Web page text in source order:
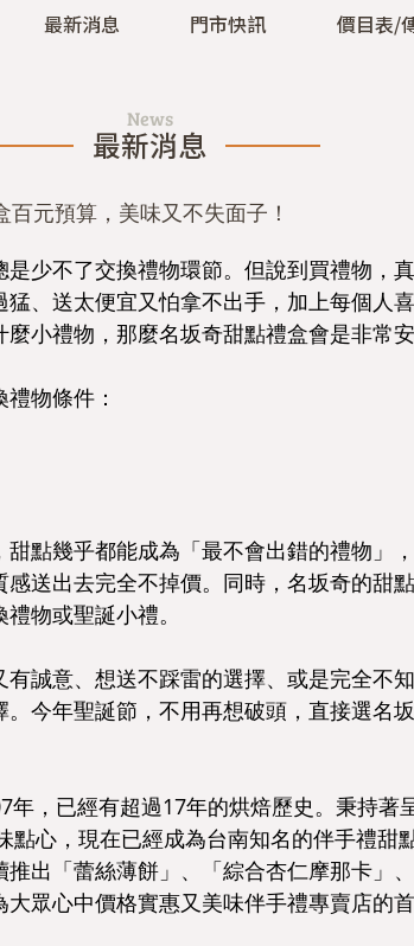
最新消息 門市快訊 價目表/
News
最新消息
元預算，美味又不失面子！
少不了交換禮物環節。但說到買禮物，
、送太便宜又怕拿不出手，加上每個人
小禮物，那麼名坂奇甜點禮盒會是非常安
物條件：
點幾乎都能成為「最不會出錯的禮物」
送出去完全不掉價。同時，名坂奇的甜
物或聖誕小禮。
誠意、想送不踩雷的選擇、或是完全不
。今年聖誕節，不用再想破頭，直接選名
，已經有超過17年的烘焙歷史。秉持著
點心，現在已經成為台南知名的伴手禮甜
出「蕾絲薄餅」、「綜合杏仁摩那卡」
眾心中價格實惠又美味伴手禮專賣店的首